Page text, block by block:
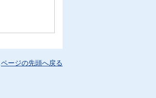
ページの先頭へ戻る